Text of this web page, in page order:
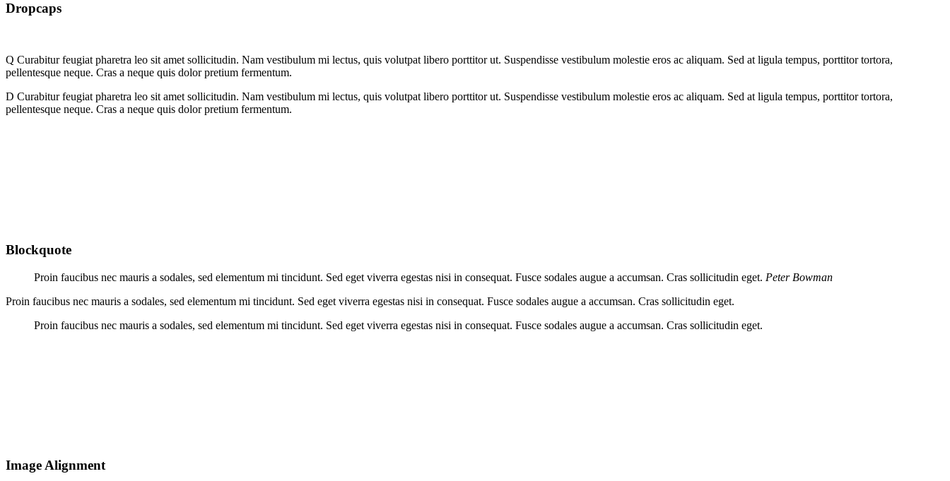
Dropcaps
Q Curabitur feugiat pharetra leo sit amet sollicitudin. Nam vestibulum mi lectus, quis volutpat libero porttitor ut. Suspendisse vestibulum molestie eros ac aliquam. Sed at ligula tempus, porttitor tortora,
pellentesque neque. Cras a neque quis dolor pretium fermentum.
D Curabitur feugiat pharetra leo sit amet sollicitudin. Nam vestibulum mi lectus, quis volutpat libero porttitor ut. Suspendisse vestibulum molestie eros ac aliquam. Sed at ligula tempus, porttitor tortora,
pellentesque neque. Cras a neque quis dolor pretium fermentum.
Blockquote
Proin faucibus nec mauris a sodales, sed elementum mi tincidunt. Sed eget viverra egestas nisi in consequat. Fusce sodales augue a accumsan. Cras sollicitudin eget. Peter Bowman
Proin faucibus nec mauris a sodales, sed elementum mi tincidunt. Sed eget viverra egestas nisi in consequat. Fusce sodales augue a accumsan. Cras sollicitudin eget.
Proin faucibus nec mauris a sodales, sed elementum mi tincidunt. Sed eget viverra egestas nisi in consequat. Fusce sodales augue a accumsan. Cras sollicitudin eget.
Image Alignment